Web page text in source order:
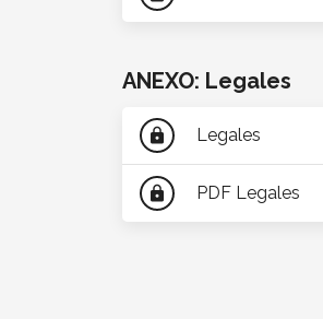
ANEXO: Legales
lock Legales
lock PDF Legales